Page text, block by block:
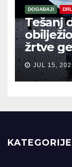
DOGAĐAJI
Tešanj
žrtve
JUL 15,
KATEGORIJE